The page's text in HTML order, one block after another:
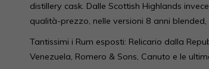
distillery cask. Dalle Scottish Highlands
qualità-prezzo, nelle versioni 8 anni
Tantissimi i Rum esposti: Relicario dalla
Venezuela, Romero & Sons, Canuto e le